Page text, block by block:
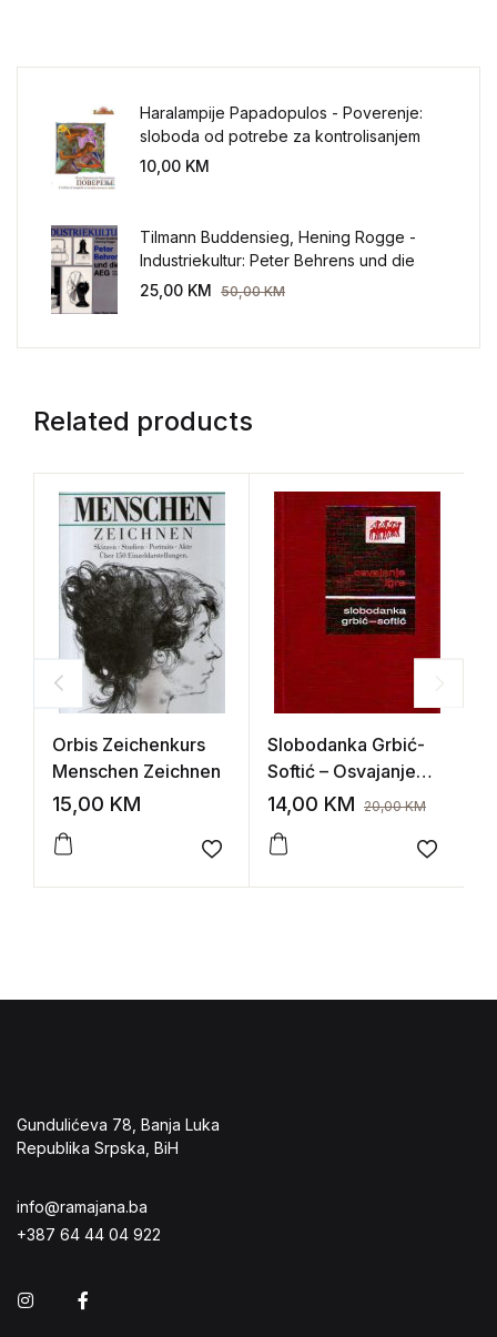
Haralampije Papadopulos - Poverenje:
sloboda od potrebe za kontrolisanjem
sveta
10,00 KM
Tilmann Buddensieg, Hening Rogge -
Industriekultur: Peter Behrens und die
AEG 1907-1914.
25,00 KM 50,00KM
Related products
Orbis Zeichenkurs
Menschen Zeichnen
15,00 KM
Add to wishlist
Slobodanka Grbić-
Softić – Osvajanje
igre
14,00 KM 20,00KM
Add to
Gundulićeva 78, Banja Luka
Republika Srpska, BiH
info@ramajana.ba
+387 64 44 04 922
Instagram